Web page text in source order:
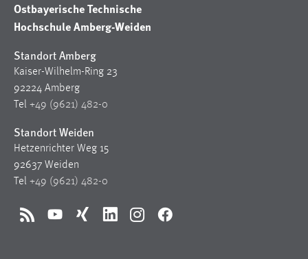
Ostbayerische Technische
Hochschule Amberg-Weiden
Standort Amberg
Kaiser-Wilhelm-Ring 23
92224 Amberg
Tel +49 (9621) 482-0
Standort Weiden
Hetzenrichter Weg 15
92637 Weiden
Tel +49 (9621) 482-0
RSS YouTubeXing LinkedInInstagramFacebook